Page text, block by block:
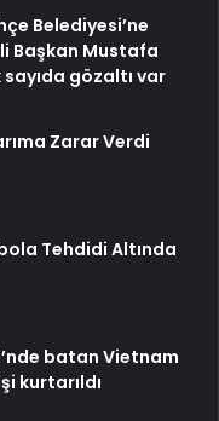
Belediyesi’ne
Başkan Mustafa
gözaltı var
Zarar Verdi
Tehdidi Altında
batan Vietnam
kurtarıldı